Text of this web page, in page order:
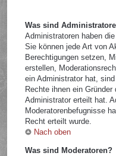
Was sind
Administratoren haben
Sie können jede Art von
Berechtigungen setzen,
erstellen,
ein Administrator hat,
Rechte ihnen ein
Administrator erteilt hat.
Moderatorenbefugnisse
Recht erteilt wurde.
Nach oben
Was sind Moderatoren?